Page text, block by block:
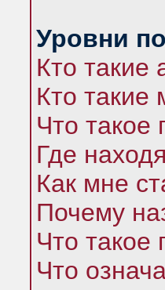
Уровни
Кто такие
Кто такие
Что такое
Где
Как мне
Почему
Что такое
Что